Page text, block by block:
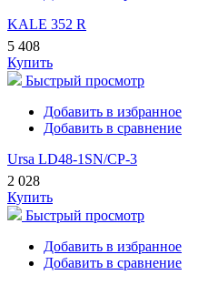
KALE 352 R
5 408
Купить
Быстрый просмотр
Добавить в избранное
Добавить в сравнение
Ursa LD48-1SN/CP-3
2 028
Купить
Быстрый просмотр
Добавить в избранное
Добавить в сравнение